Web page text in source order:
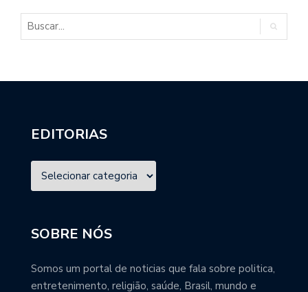
EDITORIAS
SOBRE NÓS
Somos um portal de noticias que fala sobre politica,
entretenimento, religião, saúde, Brasil, mundo e